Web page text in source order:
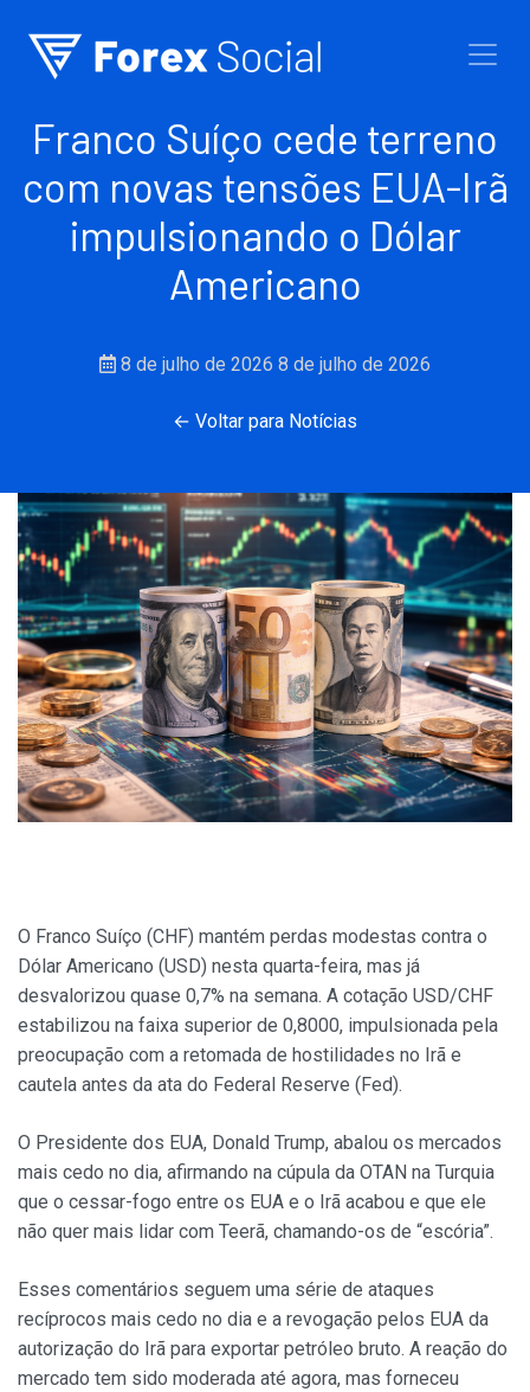
Franco Suíço cede terreno
com novas tensões EUA-Irã
impulsionando o Dólar
Americano
8 de julho de 2026 8 de julho de 2026
← Voltar para Notícias
O Franco Suíço (CHF) mantém perdas modestas contra o
Dólar Americano (USD) nesta quarta-feira, mas já
desvalorizou quase 0,7% na semana. A cotação USD/CHF
estabilizou na faixa superior de 0,8000, impulsionada pela
preocupação com a retomada de hostilidades no Irã e
cautela antes da ata do Federal Reserve (Fed).
O Presidente dos EUA, Donald Trump, abalou os mercados
mais cedo no dia, afirmando na cúpula da OTAN na Turquia
que o cessar-fogo entre os EUA e o Irã acabou e que ele
não quer mais lidar com Teerã, chamando-os de “escória”.
Esses comentários seguem uma série de ataques
recíprocos mais cedo no dia e a revogação pelos EUA da
autorização do Irã para exportar petróleo bruto. A reação do
mercado tem sido moderada até agora, mas forneceu